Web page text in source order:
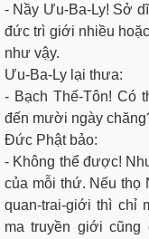
- Nầy Ưu-Ba-Ly! Sở
đức trì giới nhiều
như vậy.
Ưu-Ba-Ly lại thưa:
- Bạch Thế-Tôn! Có
đến mười ngày
Ðức Phật bảo:
- Không thể được!
của mỗi thứ. Nếu thọ
quan-trai-giới thì chỉ
ma truyền giới